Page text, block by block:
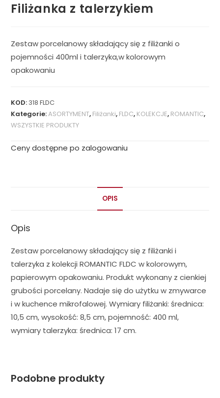
Filiżanka z talerzykiem
Zestaw porcelanowy składający się z filiżanki o
pojemności 400ml i talerzyka,w kolorowym
opakowaniu
KOD: 318 FLDC
Kategorie:ASORTYMENT, Filiżanki, FLDC, KOLEKCJE, ROMANTIC,
WSZYSTKIE PRODUKTY
Ceny dostępne po zalogowaniu
OPIS
Opis
Zestaw porcelanowy składający się z filiżanki i
talerzyka z kolekcji ROMANTIC FLDC w kolorowym,
papierowym opakowaniu. Produkt wykonany z cienkiej
grubości porcelany. Nadaje się do użytku w zmywarce
i w kuchence mikrofalowej. Wymiary filiżanki: średnica:
10,5 cm, wysokość: 8,5 cm, pojemność: 400 ml,
wymiary talerzyka: średnica: 17 cm.
Podobne produkty